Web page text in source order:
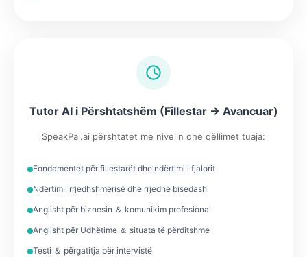
Tutor AI i Përshtatshëm (Fillestar → Avancuar)
SpeakPal.ai përshtatet me nivelin dhe qëllimet tuaja:
Fondamentet për fillestarët dhe ndërtimi i fjalorit
Ndërtim i rrjedhshmërisë dhe rrjedhë bisedash
Anglisht për biznesin ＆ komunikim profesional
Anglisht për Udhëtime ＆ situata të përditshme
Testi ＆ përgatitja për intervistë